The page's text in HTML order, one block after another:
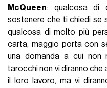
McQueen: qualcosa di
sostenere che ti chiedi se
qualcosa di molto più
carta, maggio porta con
una domanda a cui non
tarocchi non vi diranno che
il loro lavoro, ma vi